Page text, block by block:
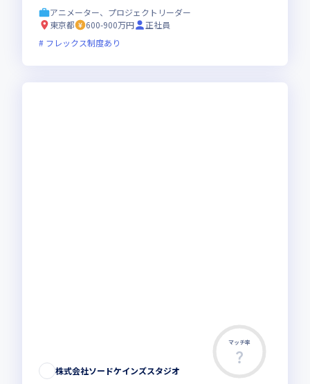
ットシーンのアニメ制作を牽引しませんか
アニメーター、プロジェクトリーダー
東京都
600-900万円
正社員
フレックス制度あり
マッチ率
株式会社ソードケインズスタジオ